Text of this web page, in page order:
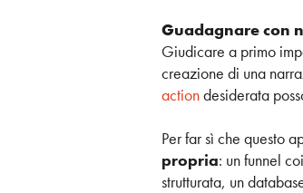
Guadagnare con
Giudicare a primo
creazione di una
actiondesiderata
Per far sì che questo
propria: un funnel
strutturata, un